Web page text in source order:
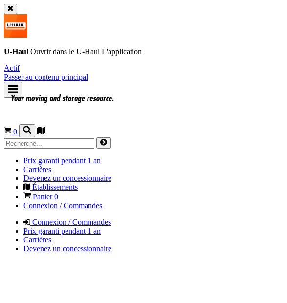
U-Haul Ouvrir dans le U-Haul L'application
Actif
Passer au contenu principal
0
Prix garanti pendant 1 an
Carrières
Devenez un concessionnaire
Établissements
Panier0
Connexion / Commandes
Connexion / Commandes
Prix garanti pendant 1 an
Carrières
Devenez un concessionnaire